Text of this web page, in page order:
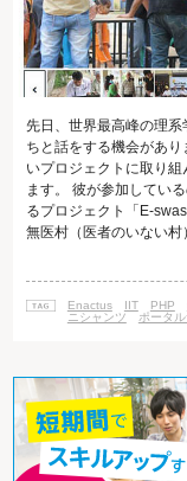
先日、世界最高峰の理
ちと話をする機会があ
いプロジェクトに取り
ます。 彼が参加してい
るプロジェクト「E-
無医村（医者のいない
には低所得者も多く、
住む医者を繋げるために
星を介したインターネ
Enactus IIT PHP
ニシャンツ
ポータ